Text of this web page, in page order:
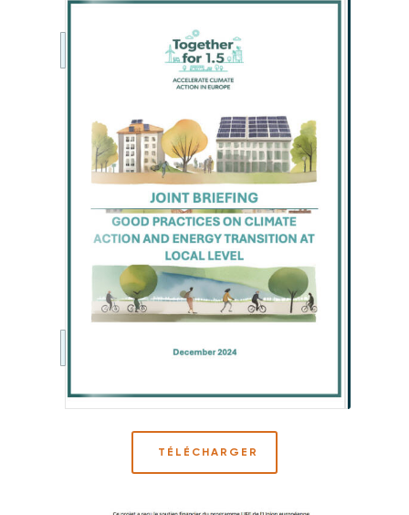
TÉLÉCHARGER